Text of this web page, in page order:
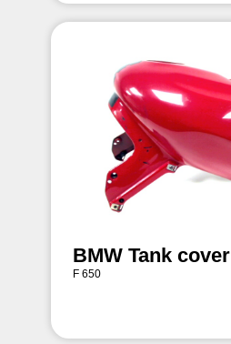
BMW Tank cover
F 650